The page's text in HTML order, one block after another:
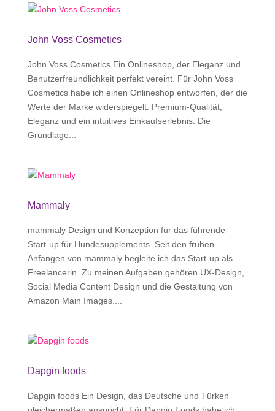
John Voss Cosmetics
John Voss Cosmetics Ein Onlineshop, der Eleganz und
Benutzerfreundlichkeit perfekt vereint. Für John Voss
Cosmetics habe ich einen Onlineshop entworfen, der die
Werte der Marke widerspiegelt: Premium-Qualität,
Eleganz und ein intuitives Einkaufserlebnis. Die
Grundlage...
Mammaly
mammaly Design und Konzeption für das führende
Start-up für Hundesupplements. Seit den frühen
Anfängen von mammaly begleite ich das Start-up als
Freelancerin. Zu meinen Aufgaben gehören UX-Design,
Social Media Content Design und die Gestaltung von
Amazon Main Images....
Dapgin foods
Dapgin foods Ein Design, das Deutsche und Türken